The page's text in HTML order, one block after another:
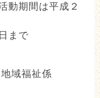
動期間は平成２
まで
地域福祉係